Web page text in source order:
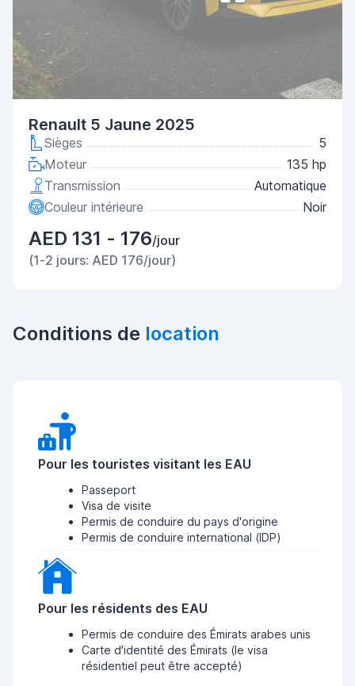
Renault 5 Jaune 2025
Sièges
5
Moteur
135 hp
Transmission
Automatique
Couleur intérieure
Noir
AED 131 - 176/jour
(1-2 jours: AED 176/jour)
Conditions de location
Pour les touristes visitant les EAU
Passeport
Visa de visite
Permis de conduire du pays d'origine
Permis de conduire international (IDP)
Pour les résidents des EAU
Permis de conduire des Émirats arabes unis
Carte d'identité des Émirats (le visa
résidentiel peut être accepté)